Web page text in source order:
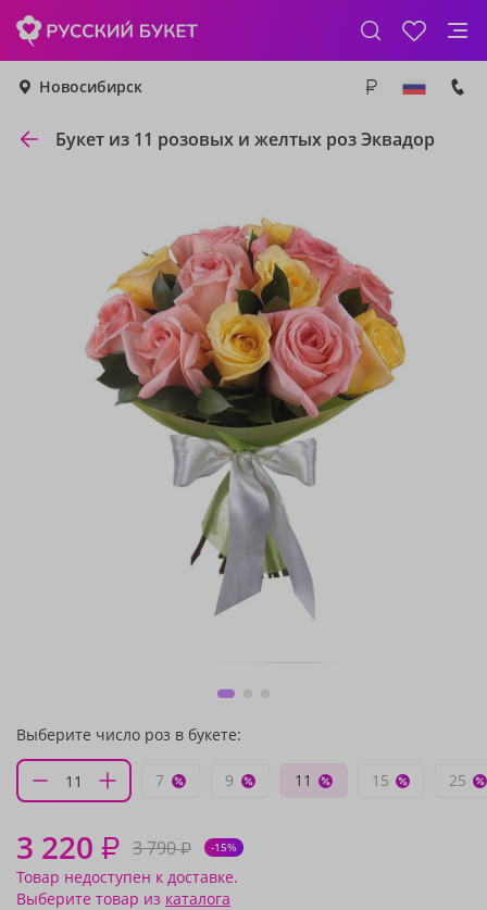
Новосибирск
Букет из 11 розовых и желтых роз Эквадор
Выберите число роз в букете:
7 9 11 15 25
3 220 ₽ 3 790₽ -15%
Товар недоступен к доставке.
Выберите товар из каталога